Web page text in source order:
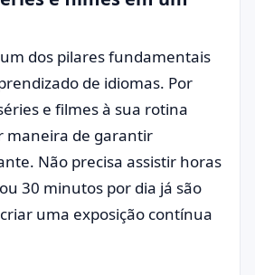
dos pilares fundamentais
de idiomas. Por
e filmes à sua rotina
maneira de garantir
Não precisa assistir horas
30 minutos por dia já são
uma exposição contínua